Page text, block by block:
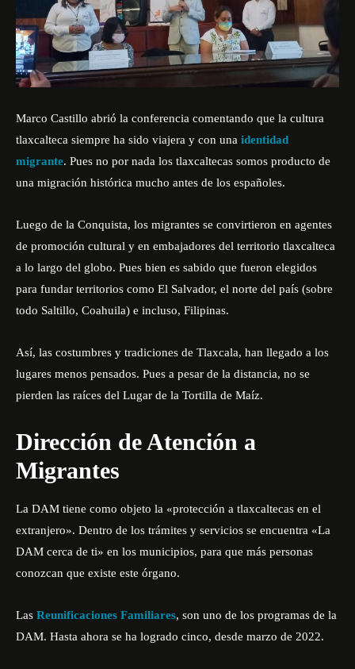
Marco Castillo abrió la conferencia comentando que la cultura
tlaxcalteca siempre ha sido viajera y con una identidad
migrante. Pues no por nada los tlaxcaltecas somos producto de
una migración histórica mucho antes de los españoles.
Luego de la Conquista, los migrantes se convirtieron en agentes
de promoción cultural y en embajadores del territorio tlaxcalteca
a lo largo del globo. Pues bien es sabido que fueron elegidos
para fundar territorios como El Salvador, el norte del país (sobre
todo Saltillo, Coahuila) e incluso, Filipinas.
Así, las costumbres y tradiciones de Tlaxcala, han llegado a los
lugares menos pensados. Pues a pesar de la distancia, no se
pierden las raíces del Lugar de la Tortilla de Maíz.
Dirección de Atención a
Migrantes
La DAM tiene como objeto la «protección a tlaxcaltecas en el
extranjero». Dentro de los trámites y servicios se encuentra «La
DAM cerca de ti» en los municipios, para que más personas
conozcan que existe este órgano.
Las Reunificaciones Familiares, son uno de los programas de la
DAM. Hasta ahora se ha logrado cinco, desde marzo de 2022.